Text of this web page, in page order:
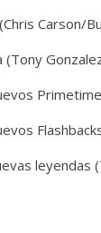
Carson/
leyendas